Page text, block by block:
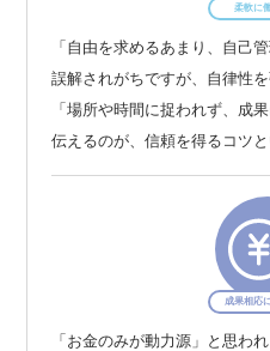
【AI駆動開発を本格化】
AIにプロンプトを投げて、次
イルを実践するために、6月に
いう企画を立ち上げました。
これは、CTOが1人で1ヶ月間
という試みです。
通常、Web開発チームの1ヶ月
度なので、その5倍くらいの量
ャレンジングな取り組みにな
柔軟に
「自由を求めるあまり、自己
誤解されがちですが、自律性
「場所や時間に捉われず、成
伝えるのが、信頼を得るコツと
成果相応
「お金のみが動力源」と思わ